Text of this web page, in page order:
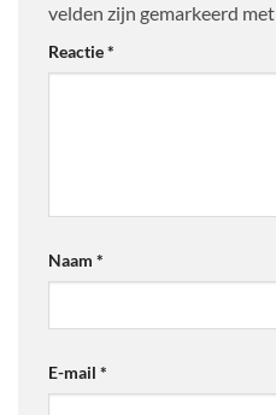
velden zijn gemarkeerd met
Reactie*
Naam *
E-mail *